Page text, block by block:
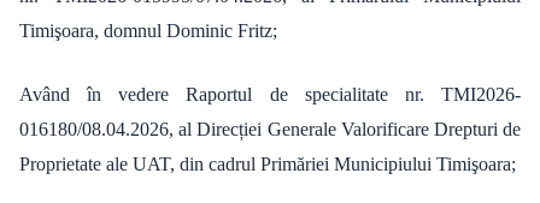
Timişoara, domnul Dominic Fritz;
Având în vedere Raportul de specialitate nr. TMI2026-
016180/08.04.2026, al Direcției Generale Valorificare Drepturi de
Proprietate ale UAT, din cadrul Primăriei Municipiului Timişoara;